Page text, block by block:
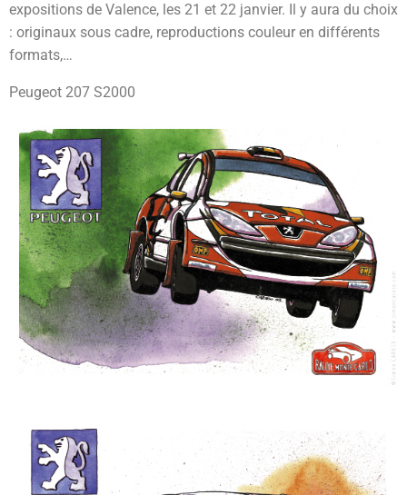
expositions de Valence, les 21 et 22 janvier. Il y aura du choix
: originaux sous cadre, reproductions couleur en différents
formats,…
Peugeot 207 S2000